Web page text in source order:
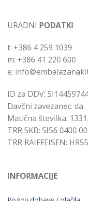
URADNI PODATKI
t: +386 4 259 1039
m: +386 41 220 600
e:
ID za DDV:
Davčni zavezanec: da
Matična številka:
TRR SKB: SI56 0400
TRR RAIFFEISEN:
INFORMACIJE